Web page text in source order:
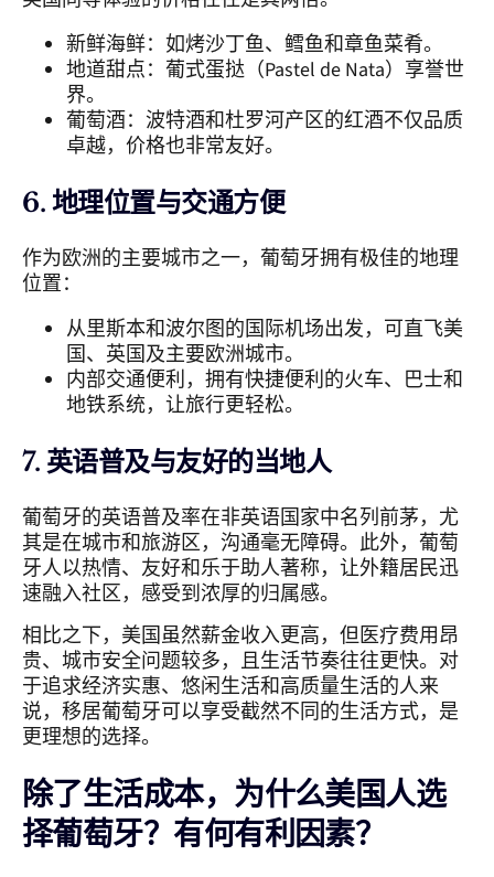
新鲜海鲜：如烤沙丁鱼、鳕鱼和章鱼菜肴。
地道甜点：葡式蛋挞（Pastel de Nata）享誉世
界。
葡萄酒：波特酒和杜罗河产区的红酒不仅品质
卓越，价格也非常友好。
6. 地理位置与交通方便
作为欧洲的主要城市之一，葡萄牙拥有极佳的地理
位置：
从里斯本和波尔图的国际机场出发，可直飞美
国、英国及主要欧洲城市。
内部交通便利，拥有快捷便利的火车、巴士和
地铁系统，让旅行更轻松。
7. 英语普及与友好的当地人
葡萄牙的英语普及率在非英语国家中名列前茅，尤
其是在城市和旅游区，沟通毫无障碍。此外，葡萄
牙人以热情、友好和乐于助人著称，让外籍居民迅
速融入社区，感受到浓厚的归属感。
相比之下，美国虽然薪金收入更高，但医疗费用昂
贵、城市安全问题较多，且生活节奏往往更快。对
于追求经济实惠、悠闲生活和高质量生活的人来
说，移居葡萄牙可以享受截然不同的生活方式，是
更理想的选择。
除了生活成本，为什么美国人选
择葡萄牙？有何有利因素？